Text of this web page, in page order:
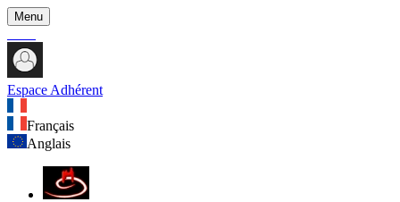
Menu
Espace Adhérent
Français
Anglais